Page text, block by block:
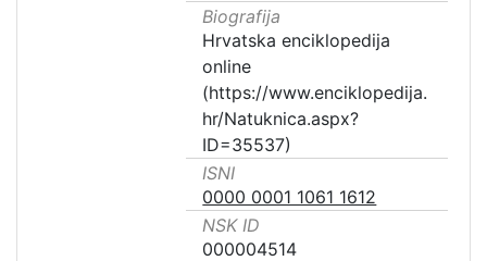
Biografija
Hrvatska enciklopedija
online
(https://www.enciklopedija.
hr/Natuknica.aspx?
ID=35537)
ISNI
0000 0001 1061 1612
NSK ID
000004514